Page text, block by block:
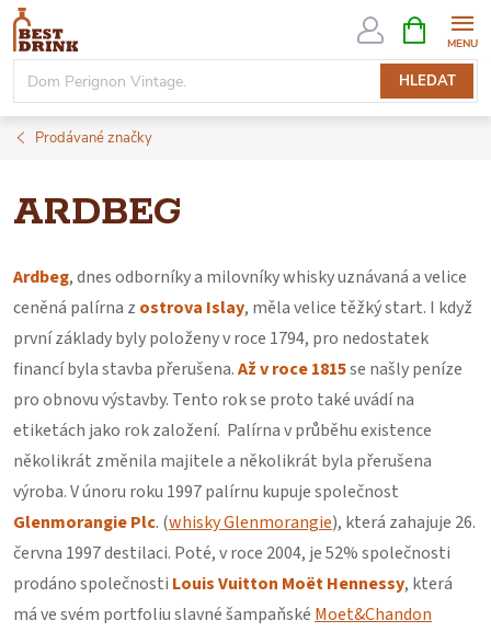
Přejít
obsah
HLEDAT
NÁKUPNÍ
KOŠÍK
Prodávané značky
ARDBEG
Ardbeg, dnes odborníky a milovníky whisky uznávaná a velice
ceněná palírna z ostrova Islay, měla velice těžký start. I když
první základy byly položeny v roce 1794, pro nedostatek
financí byla stavba přerušena.Až v roce 1815se našly peníze
pro obnovu výstavby. Tento rok se proto také uvádí na
etiketách jako rok založení. Palírna v průběhu existence
několikrát změnila majitele a několikrát byla přerušena
výroba. V únoru roku 1997 palírnu kupuje společnost
Glenmorangie Plc. (whisky Glenmorangie), která zahajuje 26.
června 1997 destilaci. Poté, v roce 2004, je 52% společnosti
prodáno společnosti Louis Vuitton Moët Hennessy, která
má ve svém portfoliu slavné šampaňské Moet&Chandon